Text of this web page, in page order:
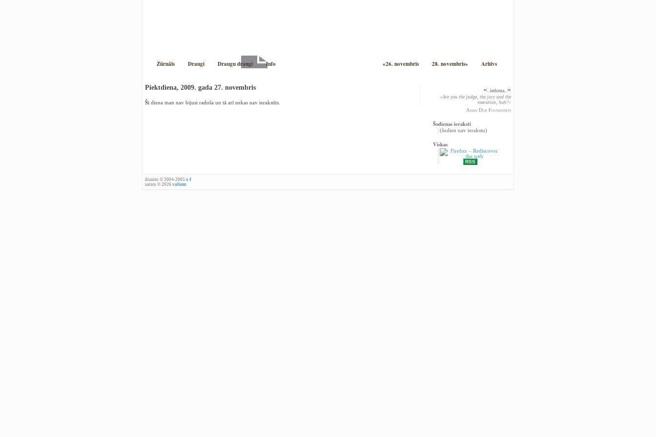
Žūrnāls Draugi Draugu draugi Info Arhīvs
28. novembris»
«26. novembris
Piektdiena, 2009. gada 27. novembris
Šī diena man nav bijusi radoša un tā arī nekas nav ierakstīts.
« ..iedoma.. »
«Are you the judge, the jury and the
execution, huh?»
Asian Dub Foundation
Šodienas ieraksti
(šodien nav ierakstu)
Viskas
RSS
dizains © 2004-2005 x-f
saturs © 2026 valium